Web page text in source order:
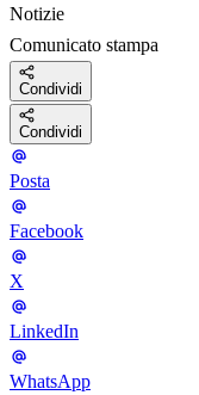
Notizie
Comunicato stampa
Condividi
Condividi
Posta
Facebook
X
LinkedIn
WhatsApp